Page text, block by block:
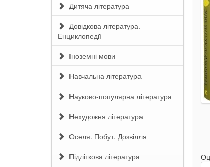
Дитяча література
Довідкова література.
Енциклопедії
Іноземні мови
Навчальна література
Науково-популярна література
Нехудожня література
Оселя. Побут. Дозвілля
Підліткова література